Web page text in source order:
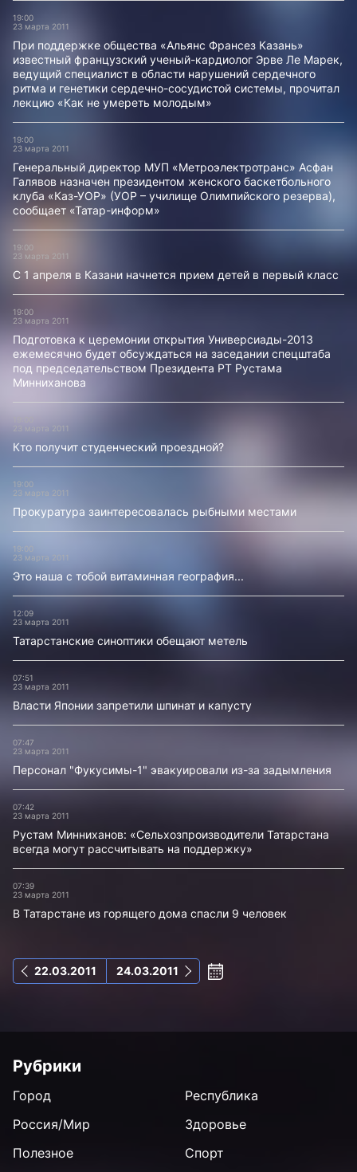
19:00
23 марта 2011
При поддержке общества «Альянс Франсез Казань»
известный французский ученый-кардиолог Эрве Ле Марек,
ведущий специалист в области нарушений сердечного
ритма и генетики сердечно-сосудистой системы, прочитал
лекцию «Как не умереть молодым»
19:00
23 марта 2011
Генеральный директор МУП «Метроэлектротранс» Асфан
Галявов назначен президентом женского баскетбольного
клуба «Каз-УОР» (УОР – училище Олимпийского резерва),
сообщает «Татар-информ»
19:00
23 марта 2011
С 1 апреля в Казани начнется прием детей в первый класс
19:00
23 марта 2011
Подготовка к церемонии открытия Универсиады-2013
ежемесячно будет обсуждаться на заседании спецштаба
под председательством Президента РТ Рустама
Минниханова
23 марта 2011
Кто получит студенческий проездной?
19:00
23 марта 2011
Прокуратура заинтересовалась рыбными местами
19:00
23 марта 2011
Это наша с тобой витаминная география...
12:09
23 марта 2011
Татарстанские синоптики обещают метель
07:51
23 марта 2011
Власти Японии запретили шпинат и капусту
07:47
23 марта 2011
Персонал "Фукусимы-1" эвакуировали из-за задымления
07:42
23 марта 2011
Рустам Минниханов: «Сельхозпроизводители Татарстана
всегда могут рассчитывать на поддержку»
07:39
23 марта 2011
В Татарстане из горящего дома спасли 9 человек
22.03.2011 24.03.2011
Рубрики
Город
Республика
Россия/Мир
Здоровье
Полезное
Спорт